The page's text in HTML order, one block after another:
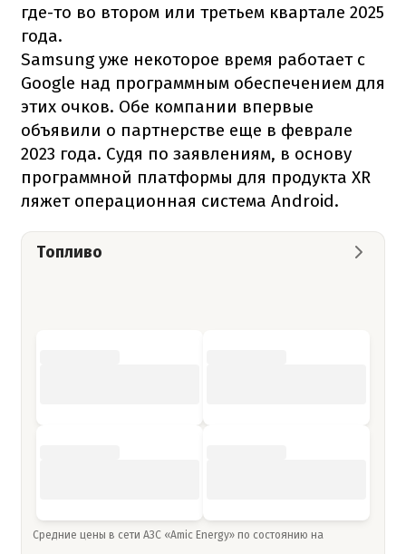
где-то во втором или третьем квартале 2025
года.
Samsung уже некоторое время работает с
Google над программным обеспечением для
этих очков. Обе компании впервые
объявили о партнерстве еще в феврале
2023 года. Судя по заявлениям, в основу
программной платформы для продукта XR
ляжет операционная система Android.
Топливо
Средние цены в сети АЗС «Amic Energy» по состоянию на